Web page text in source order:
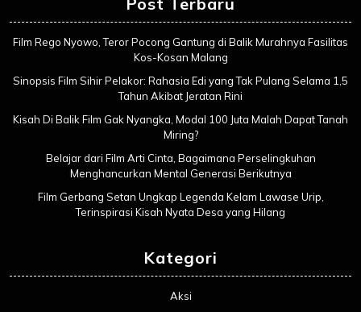
Film Rego Nyowo, Teror Pocong Gantung di Balik Murahnya Fasilitas
Kos-Kosan Malang
Sinopsis Film Sihir Pelakor: Rahasia Edi yang Tak Pulang Selama 1,5
Tahun Akibat Jeratan Rini
Kisah Di Balik Film Gak Nyangka, Modal 100 Juta Malah Dapat Tanah
Miring?
Belajar dari Film Arti Cinta, Bagaimana Perselingkuhan
Menghancurkan Mental Generasi Berikutnya
Film Gerbang Setan Ungkap Legenda Kelam Lawase Urip,
Terinspirasi Kisah Nyata Desa yang Hilang
Kategori
Aksi